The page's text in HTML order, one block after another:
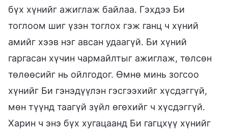
бүх хүнийг ажиглаж байлаа. Гэхдээ Би
тоглоом шиг үзэн тоглох гэж ганц ч хүний
амийг хээв нэг авсан удаагүй. Би хүний
гаргасан хүчин чармайлтыг ажиглаж, төлсөн
төлөөсийг нь ойлгодог. Өмнө минь зогсоо
хүнийг Би гэнэдүүлэн гэсгээхийг хүсдэггүй,
мөн түүнд таагүй зүйл өгөхийг ч хүсдэггүй.
Харин ч энэ бүх хугацаанд Би гагцхүү хүнийг